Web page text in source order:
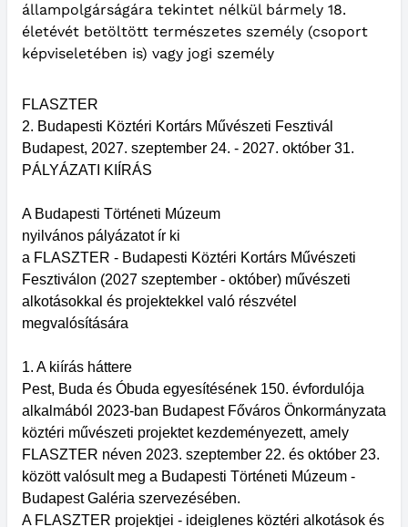
állampolgárságára tekintet nélkül bármely 18.
életévét betöltött természetes személy (csoport
képviseletében is) vagy jogi személy
FLASZTER
2. Budapesti Köztéri Kortárs Művészeti Fesztivál
Budapest, 2027. szeptember 24. - 2027. október 31.
PÁLYÁZATI KIÍRÁS
A Budapesti Történeti Múzeum
nyilvános pályázatot ír ki
a FLASZTER - Budapesti Köztéri Kortárs Művészeti
Fesztiválon (2027 szeptember - október) művészeti
alkotásokkal és projektekkel való részvétel
megvalósítására
1. A kiírás háttere
Pest, Buda és Óbuda egyesítésének 150. évfordulója
alkalmából 2023-ban Budapest Főváros Önkormányzata
köztéri művészeti projektet kezdeményezett, amely
FLASZTER néven 2023. szeptember 22. és október 23.
között valósult meg a Budapesti Történeti Múzeum -
Budapest Galéria szervezésében.
A FLASZTER projektjei - ideiglenes köztéri alkotások és